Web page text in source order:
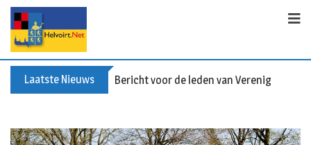
Laatste Nieuws Bericht voor de leden van Vereniging 55+